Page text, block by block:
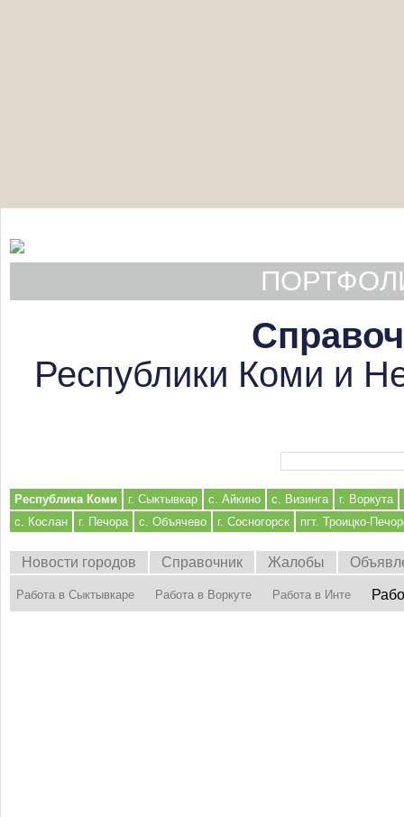
Республики Коми и
Республика Коми г. Сыктывкар с. Айкино с. Визинга
г. Воркута
с. Кослан
г. Печора с. Объячево г. Сосногорск пгт. Троицко-
Новости городов Справочник Жалобы
Работа в Сыктывкаре Работа в Воркуте Работа в Инте